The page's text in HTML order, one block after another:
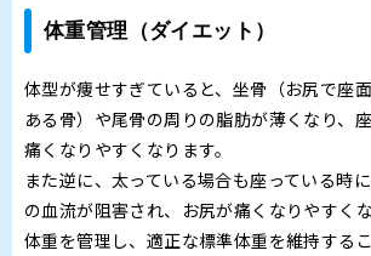
体重管理（ダイエット）
体型が痩せすぎていると、坐骨（お尻で座
ある骨）や尾骨の周りの脂肪が薄くなり、
痛くなりやすくなります。
また逆に、太っている場合も座っている時
の血流が阻害され、お尻が痛くなりやすくな
体重を管理し、適正な標準体重を維持する